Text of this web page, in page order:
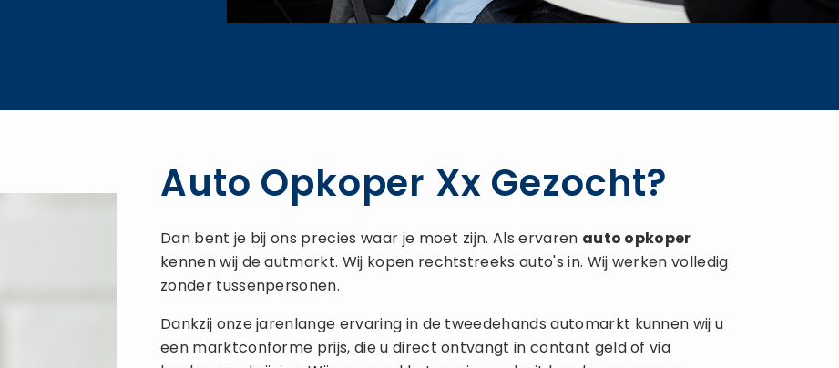
Auto Opkoper Xx Gezocht?
Dan bent je bij ons precies waar je moet zijn. Als ervaren auto opkoper
kennen wij de autmarkt. Wij kopen rechtstreeks auto's in. Wij werken volledig
zonder tussenpersonen.
Dankzij onze jarenlange ervaring in de tweedehands automarkt kunnen wij u
een marktconforme prijs, die u direct ontvangt in contant geld of via